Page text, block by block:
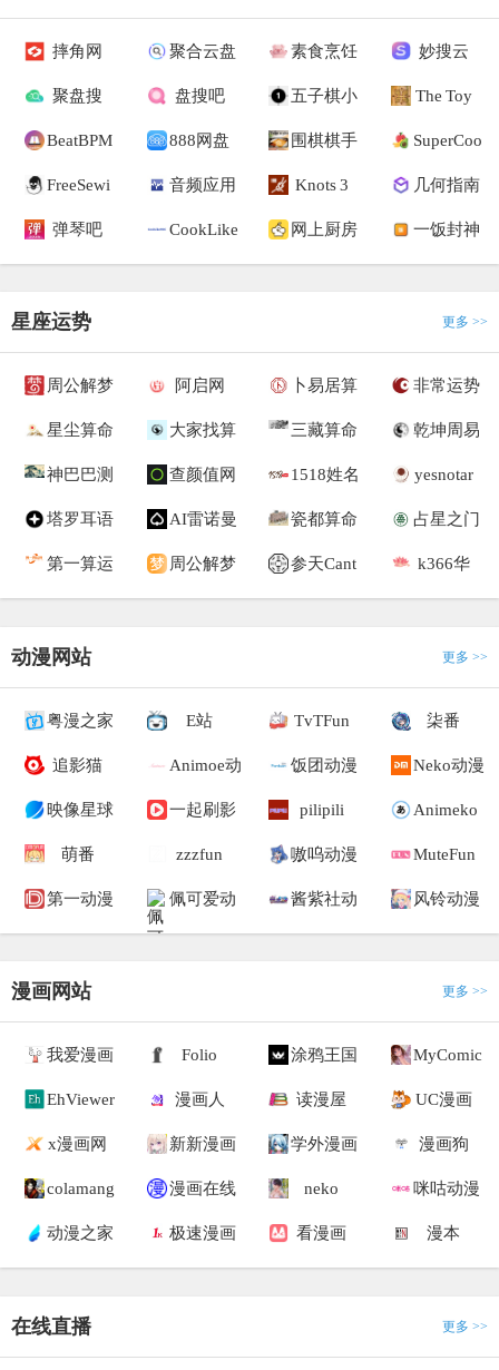
摔角网 聚合云盘 素食烹饪 妙搜云
聚盘搜 盘搜吧 五子棋小 The Toy
BeatBPM 888网盘 围棋棋手 SuperCoo
FreeSewi 音频应用 Knots 3 几何指南
弹琴吧 CookLike 网上厨房 一饭封神
星座运势 更多 >>
周公解梦 阿启网 卜易居算 非常运势
星尘算命 大家找算 三藏算命 乾坤周易
神巴巴测 查颜值网 1518姓名 yesnotar
塔罗耳语 AI雷诺曼 瓷都算命 占星之门
第一算运 周公解梦 参天Cant k366华
动漫网站 更多 >>
粤漫之家 E站 TvTFun 柒番
追影猫 Animoe动 饭团动漫 Neko动漫
映像星球 一起刷影 pilipili Animeko
萌番 zzzfun 嗷呜动漫 MuteFun
第一动漫 佩可爱动 酱紫社动 风铃动漫
漫画网站 更多 >>
我爱漫画 Folio 涂鸦王国 MyComic
EhViewer 漫画人 读漫屋 UC漫画
x漫画网 新新漫画 学外漫画 漫画狗
colamang 漫画在线 neko 咪咕动漫
动漫之家 极速漫画 看漫画 漫本
在线直播 更多 >>